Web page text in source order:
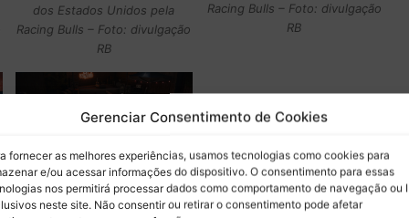
Gerenciar Consentimento de Cookies
fornecer as melhores experiências, usamos tecnologias como cookies para
e/ou acessar informações do dispositivo. O consentimento para essas
nos permitirá processar dados como comportamento de navegação ou
neste site. Não consentir ou retirar o consentimento pode afetar
dos Estados Unidos pela
Racing Bulls – Foto: divulgação
RB
Racing Bulls – Foto: divulgação
RB
Pintura escolhida para o GP
dos Estados Unidos pela